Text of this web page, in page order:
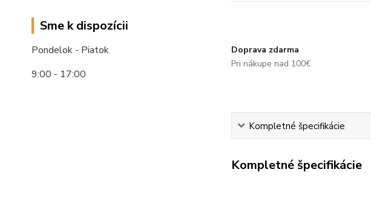
Sme k dispozícii
Pondelok - Piatok
9:00 - 17:00
Doprava zdarma
Pri nákupe nad 100€
Kompletné špecifikácie
Kompletné špecifikácie